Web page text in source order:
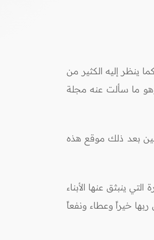
ينظر إليه الكثير من
وهو ما سألت عنه مجلة
بعد ذلك موقع هذه
ينبثق عنها الأبناء
ربها خيراً وعطاء ونفعاً